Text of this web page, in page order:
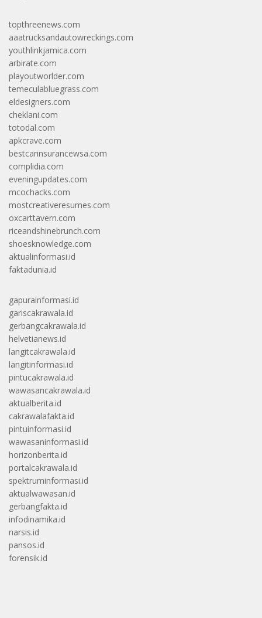
topthreenews.com
aaatrucksandautowreckings.com
youthlinkjamica.com
arbirate.com
playoutworlder.com
temeculabluegrass.com
eldesigners.com
cheklani.com
totodal.com
apkcrave.com
bestcarinsurancewsa.com
complidia.com
eveningupdates.com
mcochacks.com
mostcreativeresumes.com
oxcarttavern.com
riceandshinebrunch.com
shoesknowledge.com
aktualinformasi.id
faktadunia.id
gapurainformasi.id
gariscakrawala.id
gerbangcakrawala.id
helvetianews.id
langitcakrawala.id
langitinformasi.id
pintucakrawala.id
wawasancakrawala.id
aktualberita.id
cakrawalafakta.id
pintuinformasi.id
wawasaninformasi.id
horizonberita.id
portalcakrawala.id
spektruminformasi.id
aktualwawasan.id
gerbangfakta.id
infodinamika.id
narsis.id
pansos.id
forensik.id